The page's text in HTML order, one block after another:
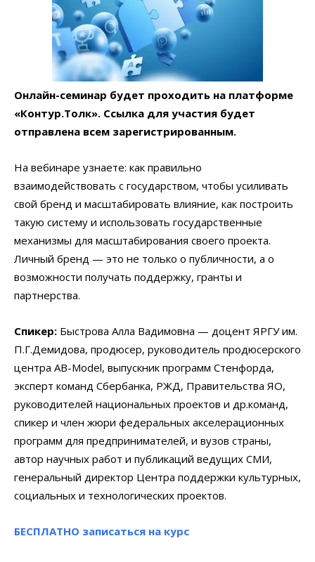
Онлайн-семинар будет проходить на платформе
«Контур.Толк». Ссылка для участия будет
отправлена всем зарегистрированным.
На вебинаре узнаете: как правильно
взаимодействовать с государством, чтобы усиливать
свой бренд и масштабировать влияние, как построить
такую систему и использовать государственные
механизмы для масштабирования своего проекта.
Личный бренд — это не только о публичности, а о
возможности получать поддержку, гранты и
партнерства.
Спикер: Быстрова Алла Вадимовна — доцент ЯРГУ им.
П.Г.Демидова, продюсер, руководитель продюсерского
центра AB-Model, выпускник программ Стенфорда,
эксперт команд Сбербанка, РЖД, Правительства ЯО,
руководителей национальных проектов и др.команд,
спикер и член жюри федеральных акселерационных
программ для предпринимателей, и вузов страны,
автор научных работ и публикаций ведущих СМИ,
генеральный директор Центра поддержки культурных,
социальных и технологических проектов.
БЕСПЛАТНО записаться на курс